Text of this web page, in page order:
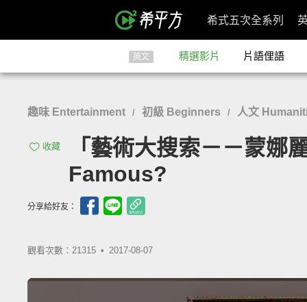
希式五次全系列
英文 精選影片 片語俚語
趣味 Entertainment / 初級 Beginners / 人文
收藏
「藝術大搜索－－蒙
Famous?
分享給好友：
觀看次數：21315 • 2017-08-07